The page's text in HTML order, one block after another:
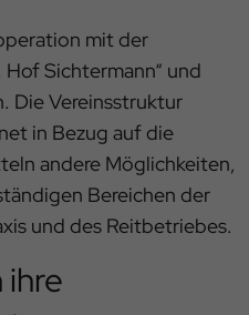
mit der
Sichtermann“ und
Die Vereinsstruktur
in Bezug auf die
andere Möglichkeiten,
Bereichen der
und des Reitbetriebes.